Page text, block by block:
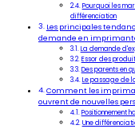
Pourquoi les
différenciation
Les principales
demande en
La demande
Essor des
Des parents en
Le passage de
Comment les
ouvrent de nouvelles
Positionnement
Une